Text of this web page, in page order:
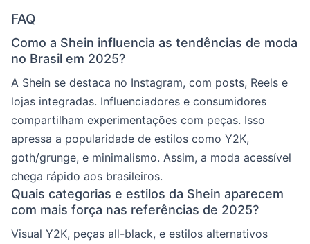
FAQ
Como a Shein influencia as tendências de moda
no Brasil em 2025?
A Shein se destaca no Instagram, com posts, Reels e
lojas integradas. Influenciadores e consumidores
compartilham experimentações com peças. Isso
apressa a popularidade de estilos como Y2K,
goth/grunge, e minimalismo. Assim, a moda acessível
chega rápido aos brasileiros.
Quais categorias e estilos da Shein aparecem
com mais força nas referências de 2025?
Visual Y2K, peças all-black, e estilos alternativos